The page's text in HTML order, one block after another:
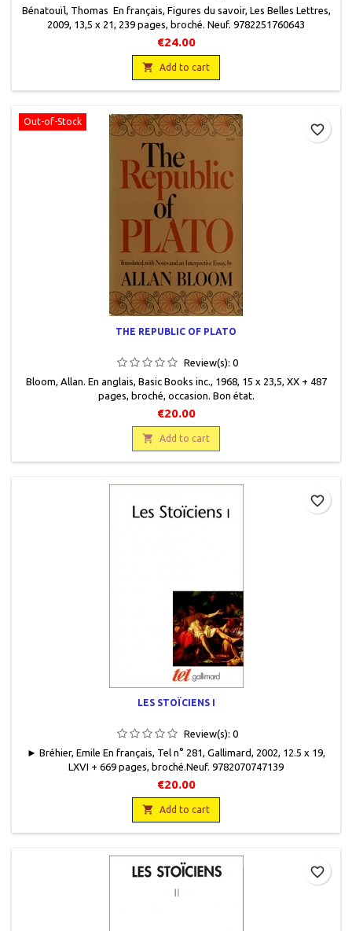
Bénatouïl, Thomas En français, Figures du savoir, Les Belles Lettres,
2009, 13,5 x 21, 239 pages, broché. Neuf. 9782251760643
€24.00
 Add to cart
Out-of-Stock
THE REPUBLIC OF PLATO
Review(s): 0
Bloom, Allan. En anglais, Basic Books inc., 1968, 15 x 23,5, XX + 487
pages, broché, occasion. Bon état.
€20.00
 Add to cart
favorite_border
LES STOÏCIENS I
Review(s): 0
► Bréhier, Emile En français, Tel n° 281, Gallimard, 2002, 12.5 x 19,
LXVI + 669 pages, broché.Neuf. 9782070747139
€20.00
 Add to cart
favorite_border
favorite_border